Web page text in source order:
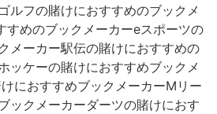
ルフの賭けにおすすめのブックメ
すめのブックメーカーeスポーツの
メーカー駅伝の賭けにおすすめの
ッケーの賭けにおすすめブックメ
におすすめブックメーカーMリー
ックメーカーダーツの賭けにおす